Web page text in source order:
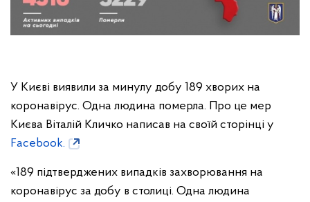
У Києві виявили за минулу добу 189 хворих на
коронавірус. Одна людина померла. Про це мер
Києва Віталій Кличко написав на своїй сторінці у
Facebook.
«189 підтверджених випадків захворювання на
коронавірус за добу в столиці. Одна людина